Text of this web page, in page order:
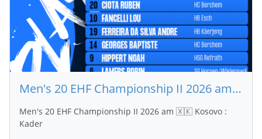
Men's 20 EHF Championship II 2026 am 🇽🇰 Kosovo : Kader
Men's 20 EHF Championship II 2026 am 🇽🇰 Kosovo :
Kader